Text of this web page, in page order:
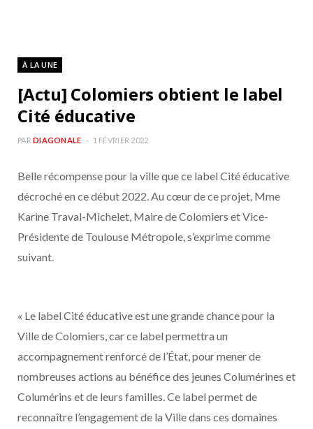
À LA UNE
[Actu] Colomiers obtient le label
Cité éducative
PAR DIAGONALE 1 FÉVRIER 2022
Belle récompense pour la ville que ce label Cité éducative
décroché en ce début 2022. Au cœur de ce projet, Mme
Karine Traval-Michelet, Maire de Colomiers et Vice-
Présidente de Toulouse Métropole, s’exprime comme
suivant.
« Le label Cité éducative est une grande chance pour la
Ville de Colomiers, car ce label permettra un
accompagnement renforcé de l’État, pour mener de
nombreuses actions au bénéfice des jeunes Columérines et
Columérins et de leurs familles. Ce label permet de
reconnaître l’engagement de la Ville dans ces domaines